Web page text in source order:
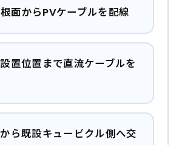
面からPVケーブルを配線
置位置まで直流ケーブルを
ら既設キュービクル側へ交